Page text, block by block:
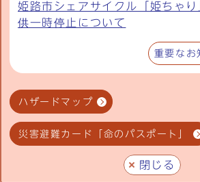
姫路市シェアサイクル「姫ちゃ
供一時停止について
重要なお
ハザードマップ
災害避難カード「命のパスポート」
閉じる